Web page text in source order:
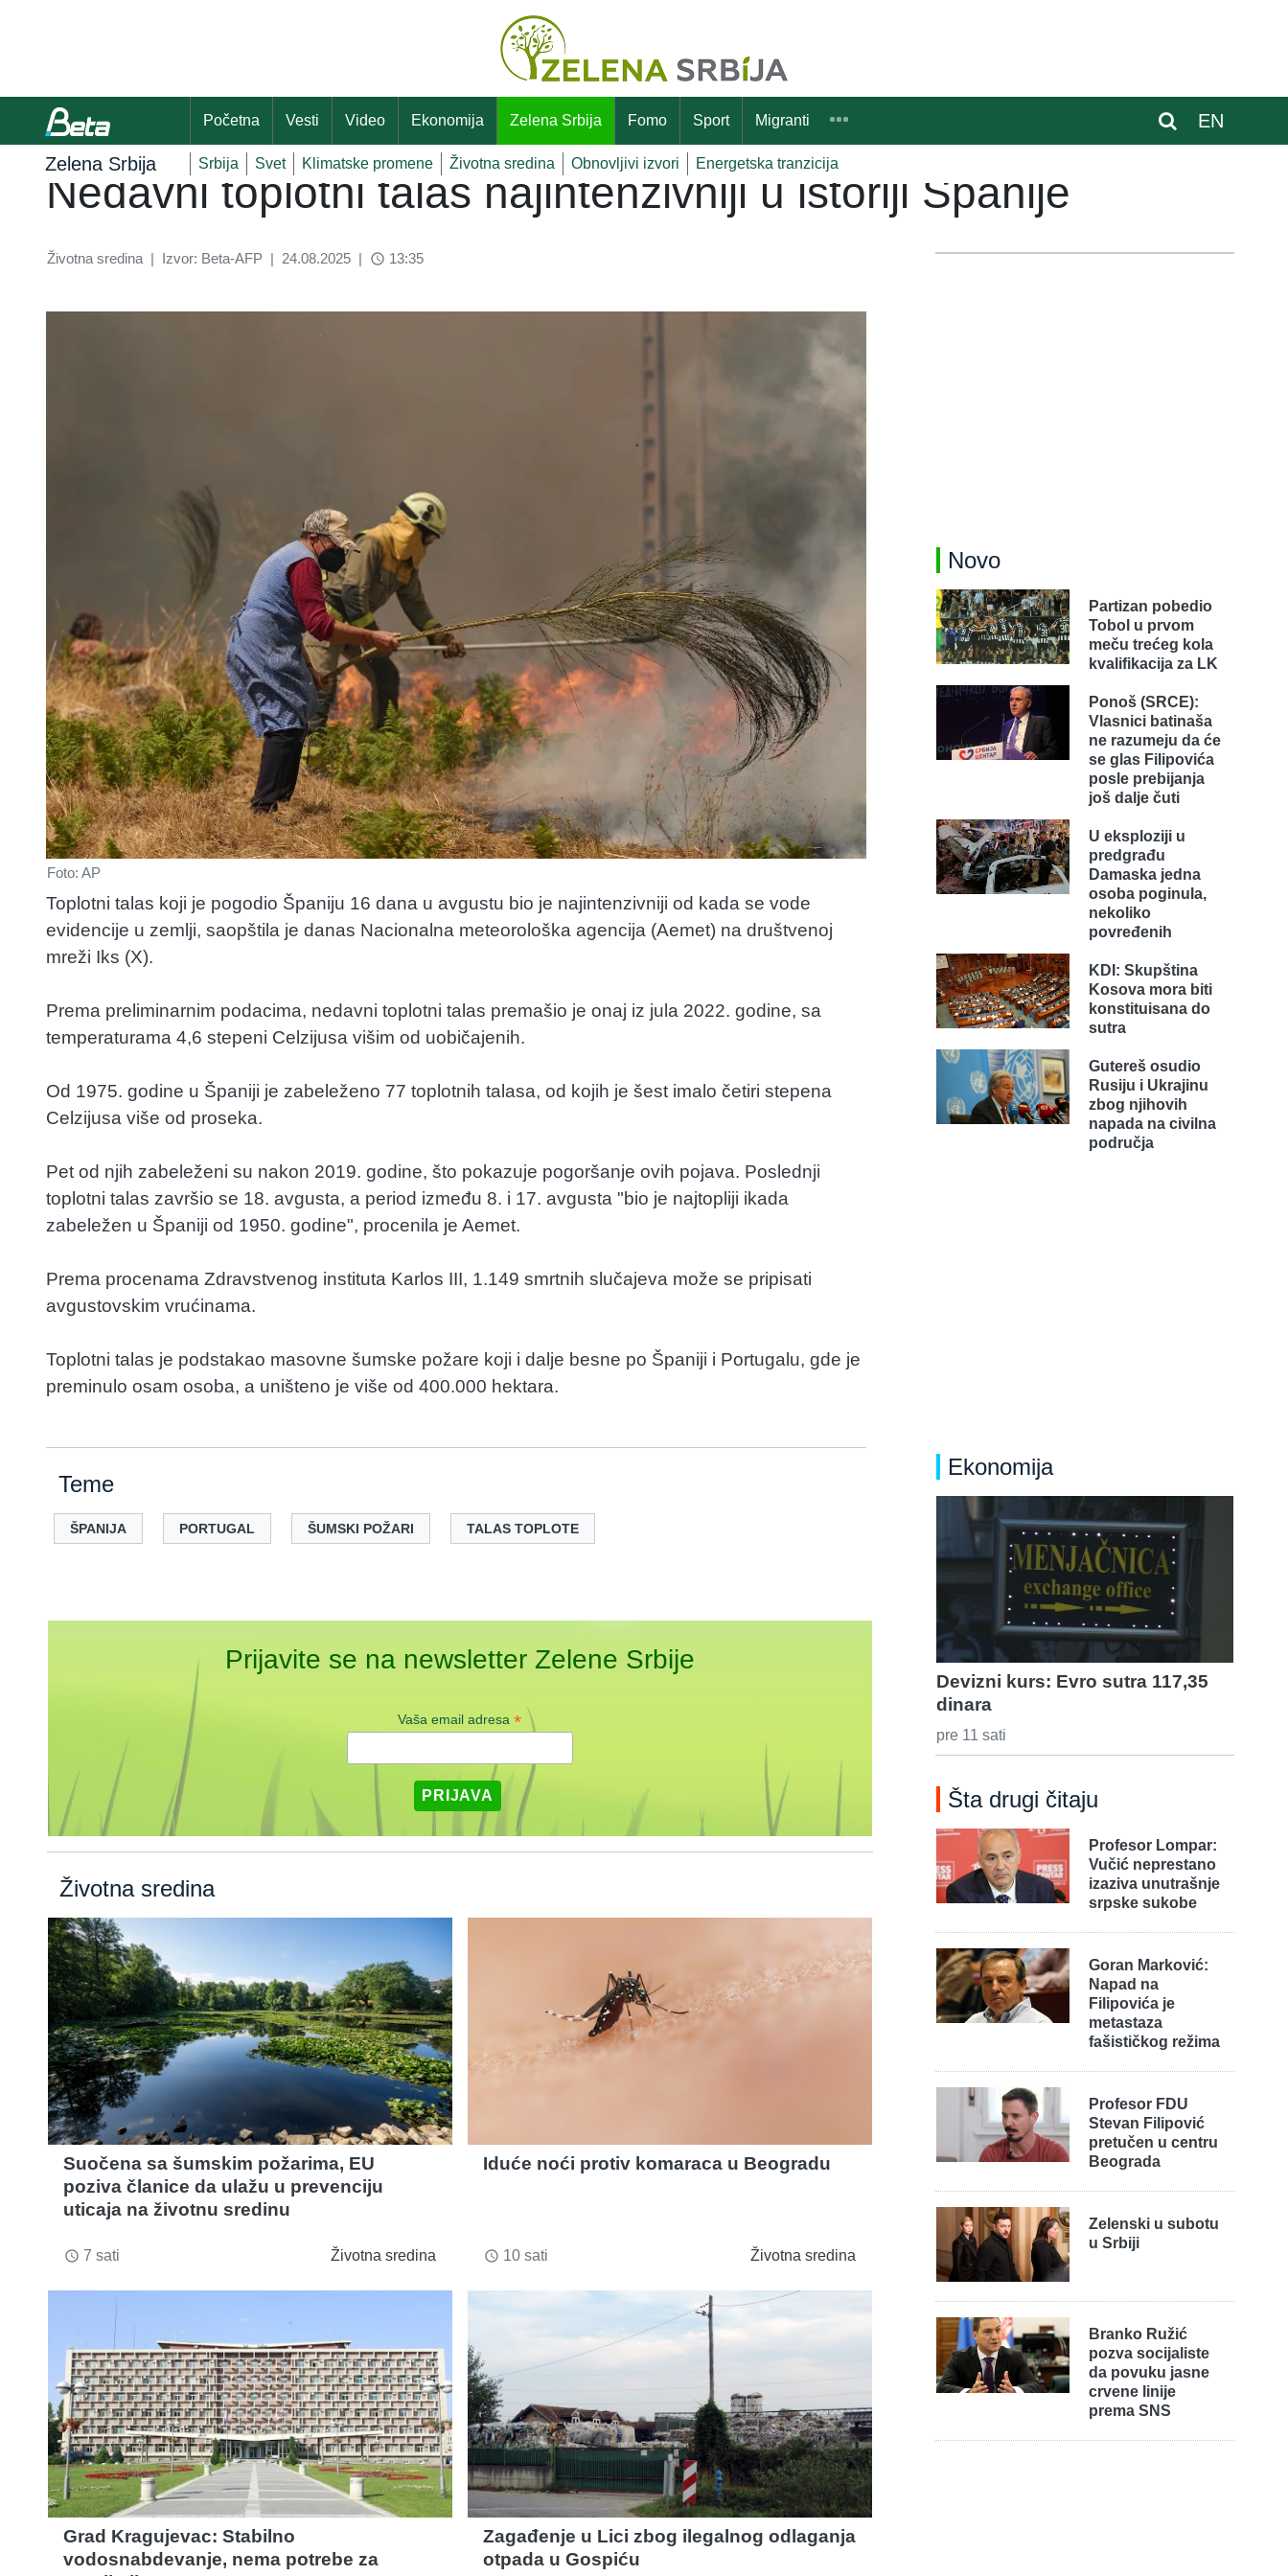
EN
Početna Vesti Video Ekonomija Zelena Srbija Fomo Sport Migranti
Zelena Srbija Srbija Svet Klimatske promene Životna sredina Obnovljivi izvori Energetska tranzicija
Nedavni toplotni talas najintenzivniji u istoriji Španije
Životna sredina | Izvor: Beta-AFP | 24.08.2025 | access_time 13:35
Foto: AP
Toplotni talas koji je pogodio Španiju 16 dana u avgustu bio je najintenzivniji od kada se vode
evidencije u zemlji, saopštila je danas Nacionalna meteorološka agencija (Aemet) na društvenoj
mreži Iks (X).
Prema preliminarnim podacima, nedavni toplotni talas premašio je onaj iz jula 2022. godine, sa
temperaturama 4,6 stepeni Celzijusa višim od uobičajenih.
Od 1975. godine u Španiji je zabeleženo 77 toplotnih talasa, od kojih je šest imalo četiri stepena
Celzijusa više od proseka.
Pet od njih zabeleženi su nakon 2019. godine, što pokazuje pogoršanje ovih pojava. Poslednji
toplotni talas završio se 18. avgusta, a period između 8. i 17. avgusta "bio je najtopliji ikada
zabeležen u Španiji od 1950. godine", procenila je Aemet.
Prema procenama Zdravstvenog instituta Karlos III, 1.149 smrtnih slučajeva može se pripisati
avgustovskim vrućinama.
Toplotni talas je podstakao masovne šumske požare koji i dalje besne po Španiji i Portugalu, gde je
preminulo osam osoba, a uništeno je više od 400.000 hektara.
Teme
ŠPANIJA PORTUGAL ŠUMSKI POŽARI TALAS TOPLOTE
Prijavite se na newsletter Zelene Srbije
Vaša email adresa*
Životna sredina
Suočena sa šumskim požarima, EU
poziva članice da ulažu u prevenciju
uticaja na životnu sredinu
access_time 7 sati Životna sredina
Iduće noći protiv komaraca u Beogradu
access_time 10 sati Životna sredina
Grad Kragujevac: Stabilno
vodosnabdevanje, nema potrebe za
Zagađenje u Lici zbog ilegalnog odlaganja
otpada u Gospiću
Novo
Partizan pobedio
Tobol u prvom
meču trećeg kola
kvalifikacija za LK
Ponoš (SRCE):
Vlasnici batinaša
ne razumeju da će
se glas Filipovića
posle prebijanja
još dalje čuti
U eksploziji u
predgrađu
Damaska jedna
osoba poginula,
nekoliko
povređenih
KDI: Skupština
Kosova mora biti
konstituisana do
sutra
Gutereš osudio
Rusiju i Ukrajinu
zbog njihovih
napada na civilna
područja
Ekonomija
Devizni kurs: Evro sutra 117,35
dinara
pre 11 sati
Šta drugi čitaju
Profesor Lompar:
Vučić neprestano
izaziva unutrašnje
srpske sukobe
Goran Marković:
Napad na
Filipovića je
metastaza
fašističkog režima
Profesor FDU
Stevan Filipović
pretučen u centru
Beograda
Zelenski u subotu
u Srbiji
Branko Ružić
pozva socijaliste
da povuku jasne
crvene linije
prema SNS